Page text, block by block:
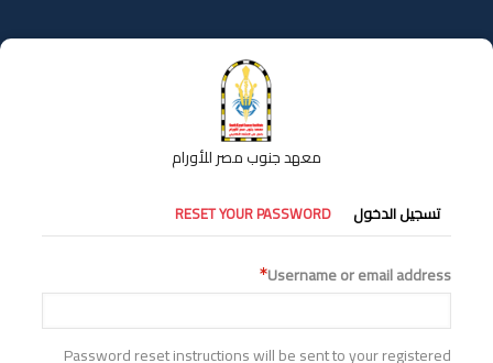
إلى
المحتوى
معهد جنوب مصر للأورام
التبويبات
الأساسية
تسجيل الدخول RESET YOUR PASSWORD
Username or email address
Password reset instructions will be sent to your registered